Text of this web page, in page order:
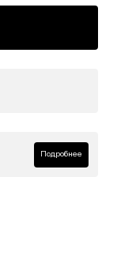
Подробнее